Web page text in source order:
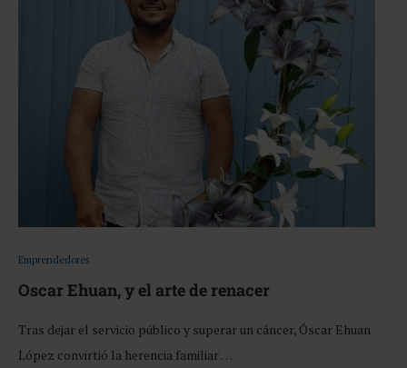
Emprendedores
Oscar Ehuan, y el arte de renacer
Tras dejar el servicio público y superar un cáncer, Óscar Ehuan
López convirtió la herencia familiar …